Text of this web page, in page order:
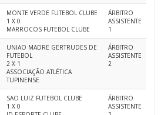
MONTE VERDE FUTEBOL CLUBE
1 X 0
MARROCOS FUTEBOL CLUBE
ÁRBITRO
ASSISTENTE
1
UNIAO MADRE GERTRUDES DE
FUTEBOL
2 X 1
ASSOCIAÇÃO ATLÉTICA
TUPINENSE
ÁRBITRO
ASSISTENTE
2
SAO LUIZ FUTEBOL CLUBE
1 X 0
ÁRBITRO
ASSISTENTE